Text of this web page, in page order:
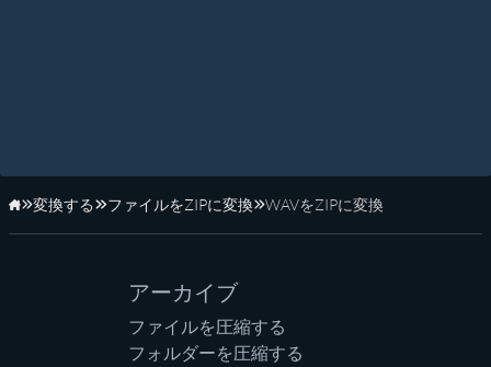
ホーム
変換する ファイルをZIPに変換 WAVをZIPに変換
アーカイブ
ファイルを圧縮する
フォルダーを圧縮する